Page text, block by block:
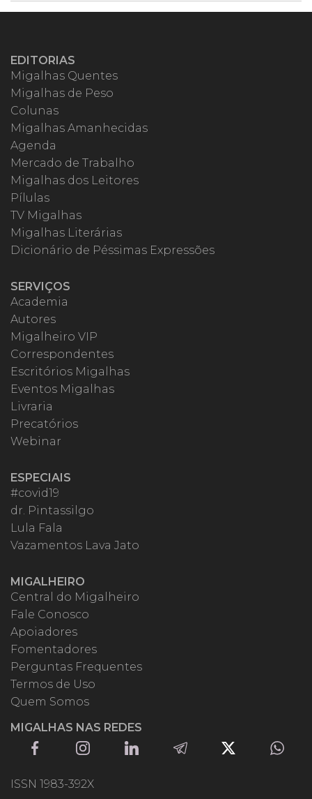
EDITORIAS
Migalhas Quentes
Migalhas de Peso
Colunas
Migalhas Amanhecidas
Agenda
Mercado de Trabalho
Migalhas dos Leitores
Pílulas
TV Migalhas
Migalhas Literárias
Dicionário de Péssimas Expressões
SERVIÇOS
Academia
Autores
Migalheiro VIP
Correspondentes
Escritórios Migalhas
Eventos Migalhas
Livraria
Precatórios
Webinar
ESPECIAIS
#covid19
dr. Pintassilgo
Lula Fala
Vazamentos Lava Jato
MIGALHEIRO
Central do Migalheiro
Fale Conosco
Apoiadores
Fomentadores
Perguntas Frequentes
Termos de Uso
Quem Somos
MIGALHAS NAS REDES
ISSN 1983-392X